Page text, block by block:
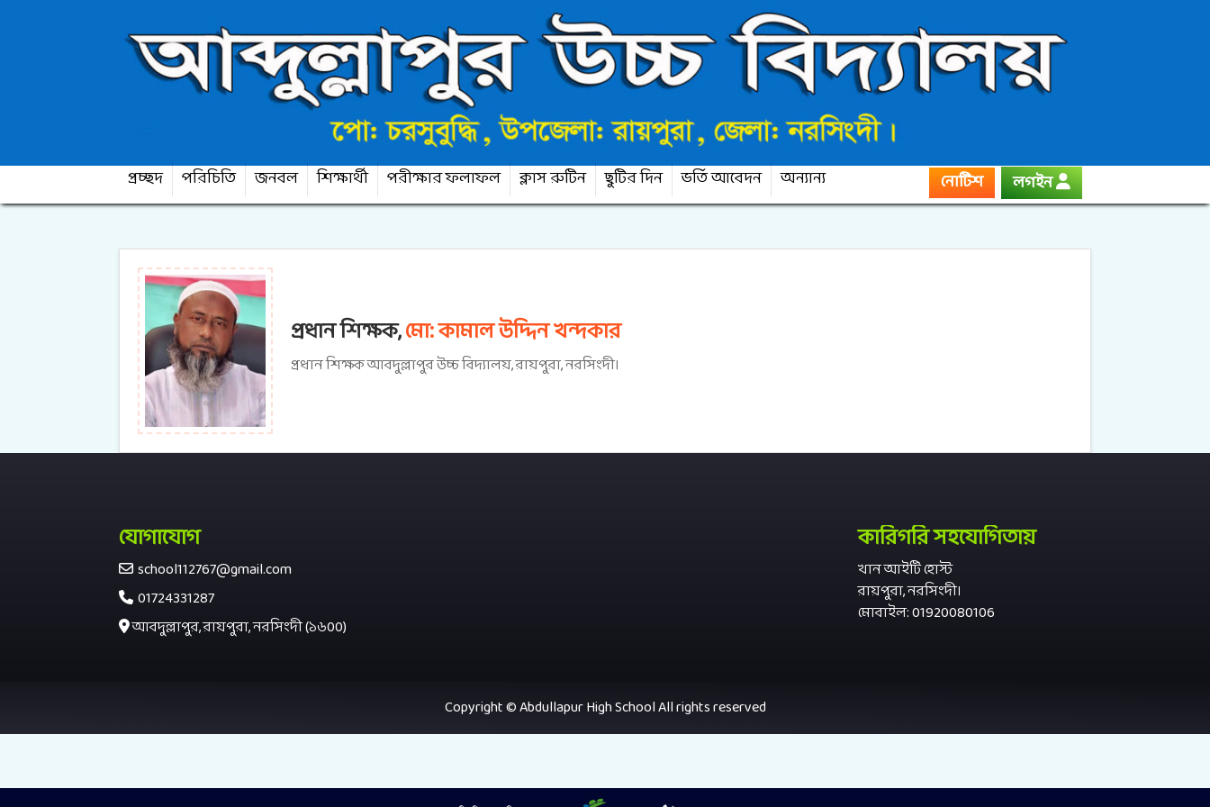
প্রচ্ছদ পরিচিতি জনবল শিক্ষার্থী পরীক্ষার ফলাফল ক্লাস রুটিন ছুটির দিন ভর্তি আবেদন অন্যান্য নোটিশ লগইন
প্রধান শিক্ষক,মো: কামাল উদ্দিন খন্দকার
প্রধান শিক্ষক আবদুল্লাপুর উচ্চ বিদ্যালয়, রায়পুরা, নরসিংদী।
যোগাযোগ
school112767@gmail.com
01724331287
আবদুল্লাপুর, রায়পুরা, নরসিংদী (১৬00)
কারিগরি সহযোগিতায়
খান আইটি হোস্ট
রায়পুরা, নরসিংদী।
মোবাইল: 01920080106
Copyright © Abdullapur High School All rights reserved